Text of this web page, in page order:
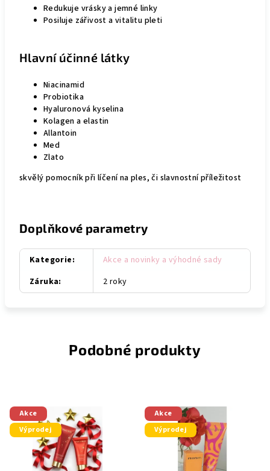
Redukuje vrásky a jemné linky
Posiluje zářivost a vitalitu pleti
Hlavní účinné látky
Niacinamid
Probiotika
Hyaluronová kyselina
Kolagen a elastin
Allantoin
Med
Zlato
skvělý pomocník při líčení na ples, či slavnostní příležitost
Doplňkové parametry
Kategorie:
Akce a novinky a výhodné sady
Záruka: 2 roky
Podobné produkty
Akce
Výprodej
Akce
Výprodej